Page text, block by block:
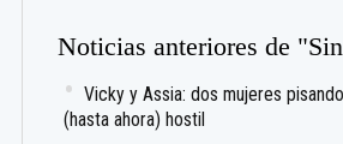
Noticias anteriores de
Vicky y Assia: dos mujeres
(hasta ahora) hostil